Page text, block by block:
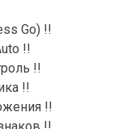
Go) !!
!!
!!
!!
!!